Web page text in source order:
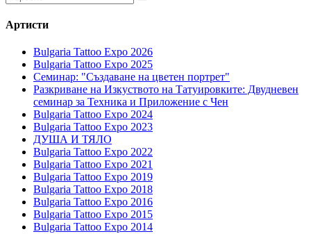
Артисти
Bulgaria Tattoo Expo 2026
Bulgaria Tattoo Expo 2025
Семинар: "Създаване на цветен портрет"
Разкриване на Изкуството на Татуировките: Двудневен
семинар за Техника и Приложение с Чен
Bulgaria Tattoo Expo 2024
Bulgaria Tattoo Expo 2023
ДУША И ТЯЛО
Bulgaria Tattoo Expo 2022
Bulgaria Tattoo Expo 2021
Bulgaria Tattoo Expo 2019
Bulgaria Tattoo Expo 2018
Bulgaria Tattoo Expo 2016
Bulgaria Tattoo Expo 2015
Bulgaria Tattoo Expo 2014